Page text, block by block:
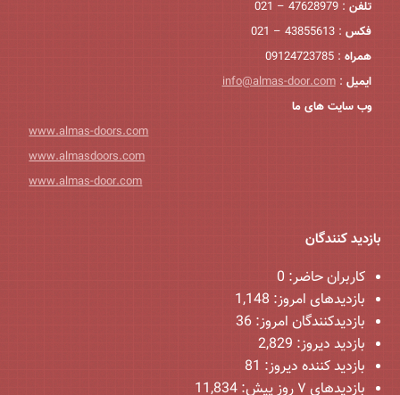
تلفن : 47628979 – 021
فکس : 43855613 – 021
همراه : 09124723785
ایمیل :
info@almas-door.com
وب سایت های ما
www.almas-doors.com
www.almasdoors.com
www.almas-door.com
بازدید کنندگان
کاربران حاضر: 0
بازدیدهای امروز: 1,148
بازدیدکنندگان امروز:36
بازدید دیروز: 2,829
بازدید کننده دیروز: 81
بازدیدهای ۷ روز پیش:
11,834